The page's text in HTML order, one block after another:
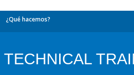
¿Qué hacemos?
TECHNICAL